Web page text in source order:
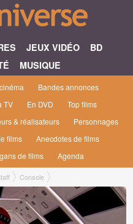
JEUX VIDÉO
BD
MUSIQUE
Bandes annonces
TV En DVD
Top films
& réalisateurs
Personnages
films
Anecdotes de films
de films Agenda
Console